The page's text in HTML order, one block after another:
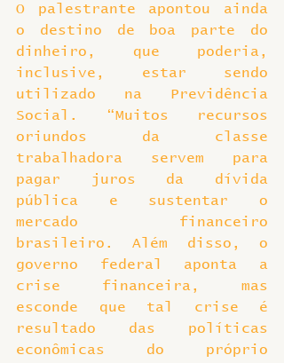
O palestrante apontou ainda
o destino de boa parte do
dinheiro, que poderia,
inclusive, estar sendo
utilizado na Previdência
Social. “Muitos recursos
oriundos da classe
trabalhadora servem para
pagar juros da dívida
pública e sustentar o
mercado financeiro
brasileiro. Além disso, o
governo federal aponta a
crise financeira, mas
esconde que tal crise é
resultado das políticas
econômicas do próprio